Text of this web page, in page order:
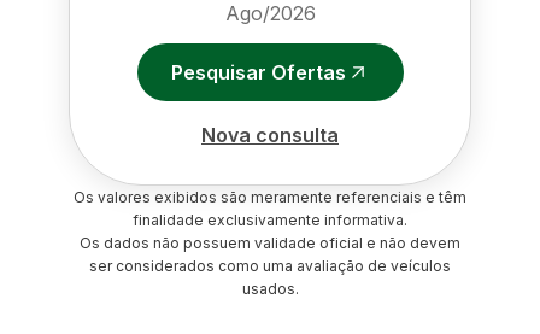
Ago/2026
Pesquisar Ofertas
Nova consulta
Os valores exibidos são meramente referenciais e têm
finalidade exclusivamente informativa.
Os dados não possuem validade oficial e não devem
ser considerados como uma avaliação de veículos
usados.